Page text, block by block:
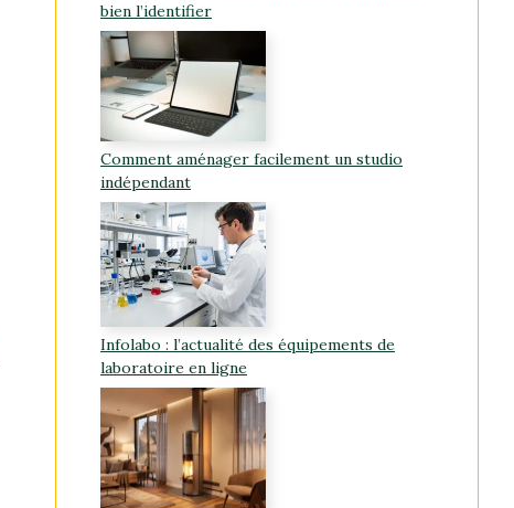
bien l’identifier
Comment aménager facilement un studio
indépendant
Infolabo : l’actualité des équipements de
laboratoire en ligne